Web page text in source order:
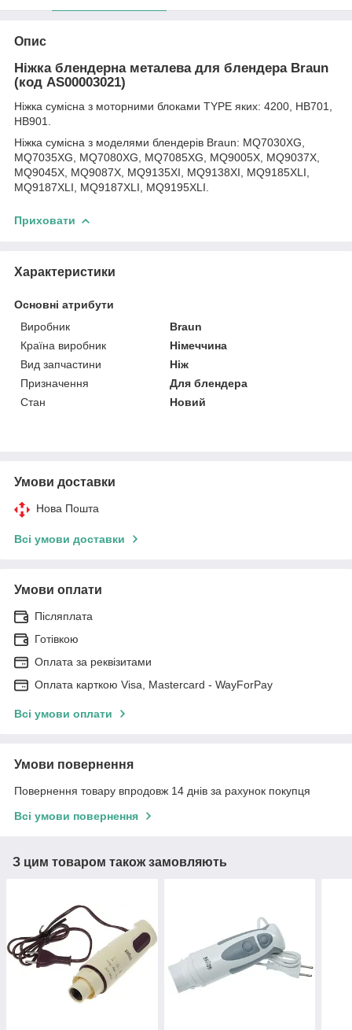
Опис
Ніжка блендерна металева для блендера Braun
(код AS00003021)
Ніжка сумісна з моторними блоками TYPE яких: 4200, HB701,
HB901.
Ніжка сумісна з моделями блендерів Braun: MQ7030XG,
MQ7035XG, MQ7080XG, MQ7085XG, MQ9005X, MQ9037X,
MQ9045X, MQ9087X, MQ9135XI, MQ9138XI, MQ9185XLI,
MQ9187XLI, MQ9187XLI, MQ9195XLI.
Приховати
Характеристики
Основні атрибути
Виробник
Braun
Країна виробник
Німеччина
Вид запчастини
Ніж
Призначення
Для блендера
Стан
Новий
Умови доставки
Нова Пошта
Всі умови доставки
Умови оплати
Післяплата
Готівкою
Оплата за реквізитами
Оплата карткою Visa, Mastercard - WayForPay
Всі умови оплати
Умови повернення
Повернення товару впродовж 14 днів за рахунок покупця
Всі умови повернення
З цим товаром також замовляють